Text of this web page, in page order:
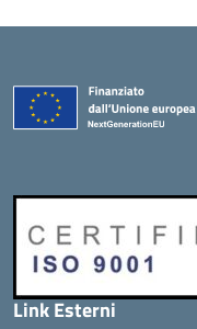
Link Esterni